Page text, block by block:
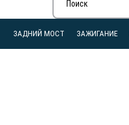
ЗАДНИЙ МОСТ ЗАЖИГАНИЕ